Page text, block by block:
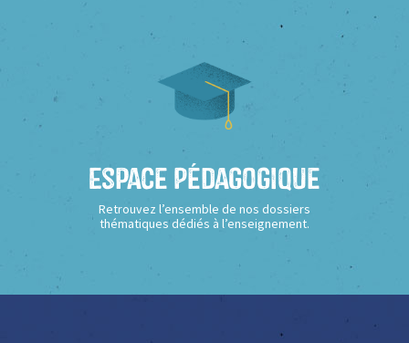
Espace Pédagogique
Retrouvez l’ensemble de nos dossiers
thématiques dédiés à l’enseignement.